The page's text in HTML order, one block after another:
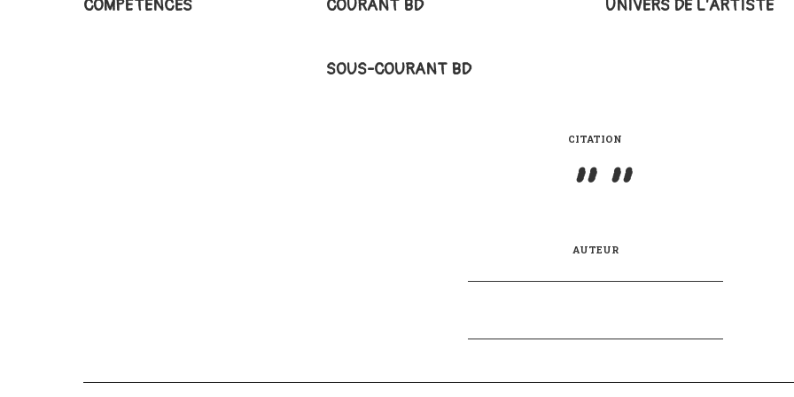
COMPÉTENCES COURANT BD
SOUS-COURANT BD
UNIVERS DE L'ARTISTE
CITATION
AUTEUR